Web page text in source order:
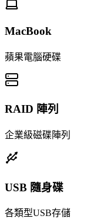
MacBook
蘋果電腦硬碟
RAID 陣列
企業級磁碟陣列
USB 隨身碟
各類型USB存儲